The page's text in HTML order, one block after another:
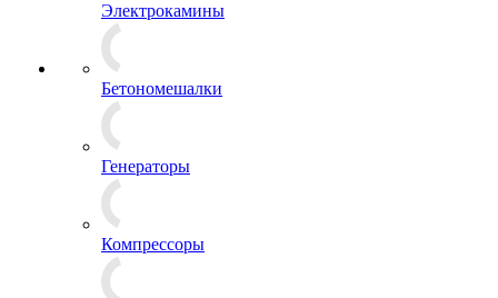
Электрокамины
Бетономешалки
Генераторы
Компрессоры